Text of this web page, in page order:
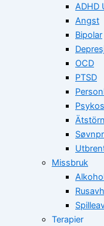
ADHD
Angst
Bipolar
OCD
PTSD
Missbruk
Terapier